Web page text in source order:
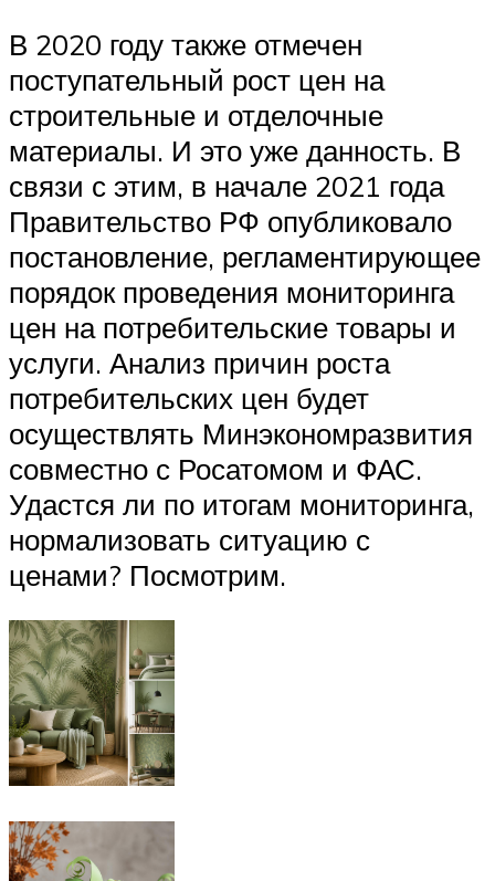
В 2020 году также отмечен
поступательный рост цен на
строительные и отделочные
материалы. И это уже данность. В
связи с этим, в начале 2021 года
Правительство РФ опубликовало
постановление, регламентирующее
порядок проведения мониторинга
цен на потребительские товары и
услуги. Анализ причин роста
потребительских цен будет
осуществлять Минэкономразвития
совместно с Росатомом и ФАС.
Удастся ли по итогам мониторинга,
нормализовать ситуацию с
ценами? Посмотрим.